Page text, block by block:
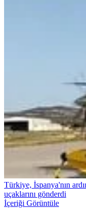
Türkiye, İspanya'nın
uçaklarını gönderdi
İçeriği Görüntüle